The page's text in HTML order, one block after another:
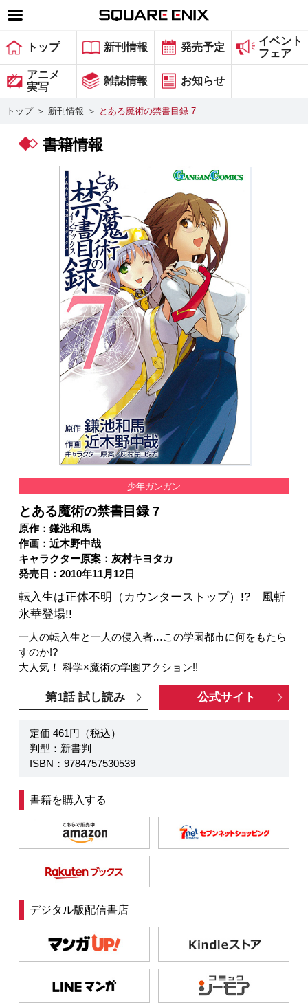
SQUARE ENIX 公式サイトメニュー
ゲーム
マガジン＆ブックス
グッズ
会社情報 採用情報
スクウェア・エニックス サイト内検索
トップ 新刊情報 発売予定
イベント
フェア
アニメ
実写
雑誌情報 お知らせ
トップ ＞ 新刊情報 ＞ とある魔術の禁書目録 7
書籍情報
少年ガンガン
とある魔術の禁書目録 7
原作：鎌池和馬
作画：近木野中哉
キャラクター原案：灰村キヨタカ
発売日：2010年11月12日
転入生は正体不明（カウンターストップ）!? 風斬
氷華登場!!
一人の転入生と一人の侵入者…この学園都市に何をもたら
すのか!?
大人気！ 科学×魔術の学園アクション!!
第1話 試し読み 公式サイト
定価 461円（税込）
判型：新書判
ISBN：9784757530539
書籍を購入する
デジタル版配信書店